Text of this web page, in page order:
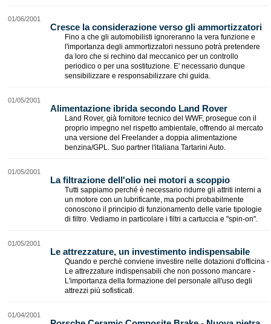
01/06/2001
Cresce la considerazione verso gli ammortizzatori
Fino a che gli automobilisti ignoreranno la vera funzione e
l'importanza degli ammortizzatori nessuno potrà pretendere
da loro che si rechino dal meccanico per un controllo
periodico o per una sostituzione. E' necessario dunque
sensibilizzare e responsabilizzare chi guida.
01/05/2001
Alimentazione ibrida secondo Land Rover
Land Rover, già fornitore tecnico del WWF, prosegue con il
proprio impegno nel rispetto ambientale, offrendo al mercato
una versione del Freelander a doppia alimentazione
benzina/GPL. Suo partner l'italiana Tartarini Auto.
01/05/2001
La filtrazione dell'olio nei motori a scoppio
Tutti sappiamo perché è necessario ridurre gli attriti interni a
un motore con un lubrificante, ma pochi probabilmente
conoscono il principio di funzionamento delle varie tipologie
di filtro. Vediamo in particolare i filtri a cartuccia e "spin-on".
01/05/2001
Le attrezzature, un investimento indispensabile
Quando e perchè conviene investire nelle dotazioni d'officina -
Le attrezzature indispensabili che non possono mancare -
L'importanza della formazione del personale all'uso degli
attrezzi più sofisticati.
01/04/2001